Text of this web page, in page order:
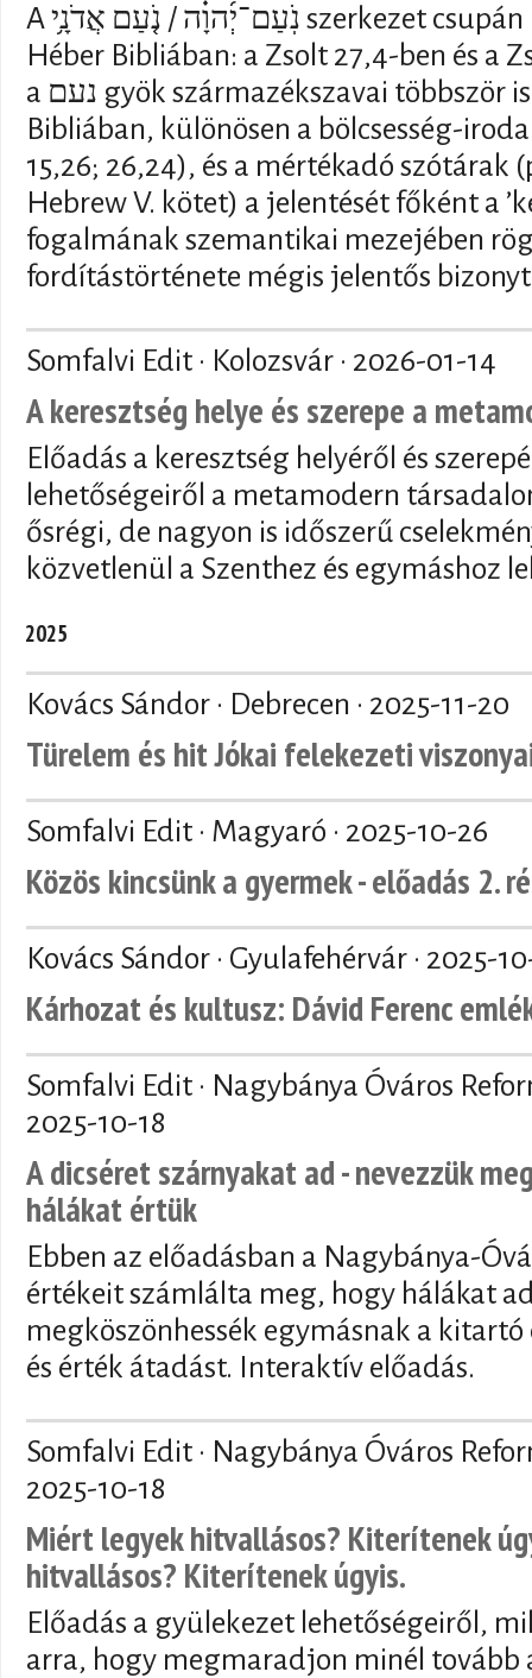
A נֹֽעַם־יְ֜הוָ֗ה / נֹ֤עַם אֲדֹנָ֥י szerkezet csupán kétszer fordul elő a
Héber Bibliában: a Zsolt 27,4-ben és a
a נעם gyök származékszavai többször is előfordulnak a Héber
Bibliában, különösen a bölcsesség-
15,26; 26,24), és a mértékadó szótárak
Hebrew V. kötet) a jelentését főként a
fogalmának szemantikai mezejében
fordítástörténete mégis jelentős
Somfalvi Edit · Kolozsvár · 2026-01-14
A keresztség helye és szerepe a
Előadás a keresztség helyéről és
lehetőségeiről a metamodern
ősrégi, de nagyon is időszerű
közvetlenül a Szenthez és egymáshoz
2025
Kovács Sándor · Debrecen · 2025-11-20
Türelem és hit Jókai felekezeti
Somfalvi Edit · Magyaró · 2025-10-26
Közös kincsünk a gyermek - előadás 2.
Kovács Sándor · Gyulafehérvár · 2025-
Kárhozat és kultusz: Dávid Ferenc
Somfalvi Edit · Nagybánya Óváros
2025-10-18
A dicséret szárnyakat ad - nevezzük
hálákat értük
Ebben az előadásban a Nagybánya-
értékeit számlálta meg, hogy hálákat
megköszönhessék egymásnak a
és érték átadást. Interaktív előadás.
Somfalvi Edit · Nagybánya Óváros
2025-10-18
Miért legyek hitvallásos? Kiterítenek
hitvallásos? Kiterítenek úgyis.
Előadás a gyülekezet lehetőségeiről,
arra, hogy megmaradjon minél tovább